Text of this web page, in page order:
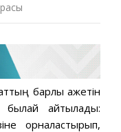
барлық қажетін
былай айтылады:
орналастырып,